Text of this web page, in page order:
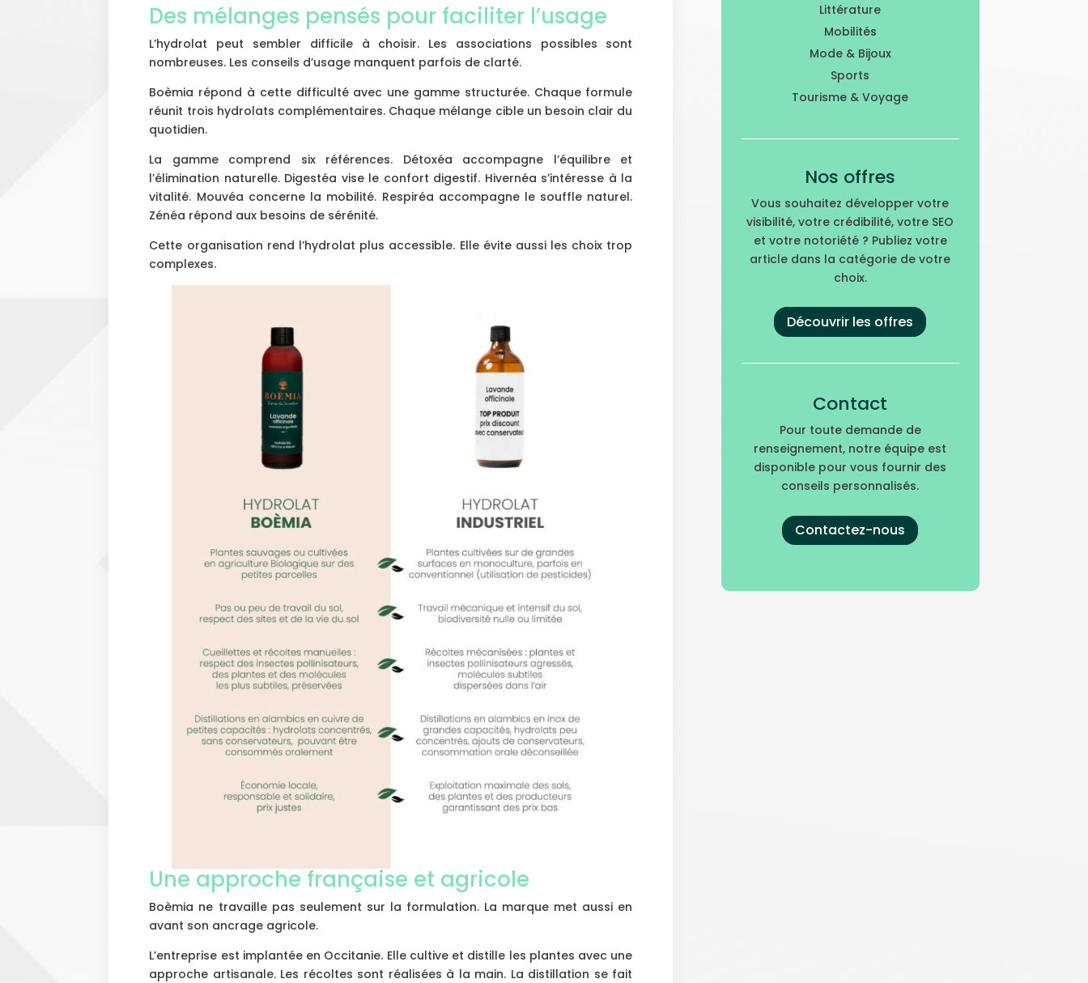
Des mélanges pensés pour faciliter l’usage
L’hydrolat peut sembler difficile à choisir. Les associations possibles sont
nombreuses. Les conseils d’usage manquent parfois de clarté.
Boèmia répond à cette difficulté avec une gamme structurée. Chaque formule
réunit trois hydrolats complémentaires. Chaque mélange cible un besoin clair du
quotidien.
La gamme comprend six références. Détoxéa accompagne l’équilibre et
l’élimination naturelle. Digestéa vise le confort digestif. Hivernéa s’intéresse à la
vitalité. Mouvéa concerne la mobilité. Respiréa accompagne le souffle naturel.
Zénéa répond aux besoins de sérénité.
Cette organisation rend l’hydrolat plus accessible. Elle évite aussi les choix trop
complexes.
Une approche française et agricole
Boèmia ne travaille pas seulement sur la formulation. La marque met aussi en
avant son ancrage agricole.
L’entreprise est implantée en Occitanie. Elle cultive et distille les plantes avec une
approche artisanale. Les récoltes sont réalisées à la main. La distillation se fait
Littérature
Mobilités
Mode & Bijoux
Sports
Tourisme & Voyage
Nos offres
Vous souhaitez développer votre
visibilité, votre crédibilité, votre SEO
et votre notoriété ? Publiez votre
article dans la catégorie de votre
choix.
Découvrir les offres
Contact
Pour toute demande de
renseignement, notre équipe est
disponible pour vous fournir des
conseils personnalisés.
Contactez-nous